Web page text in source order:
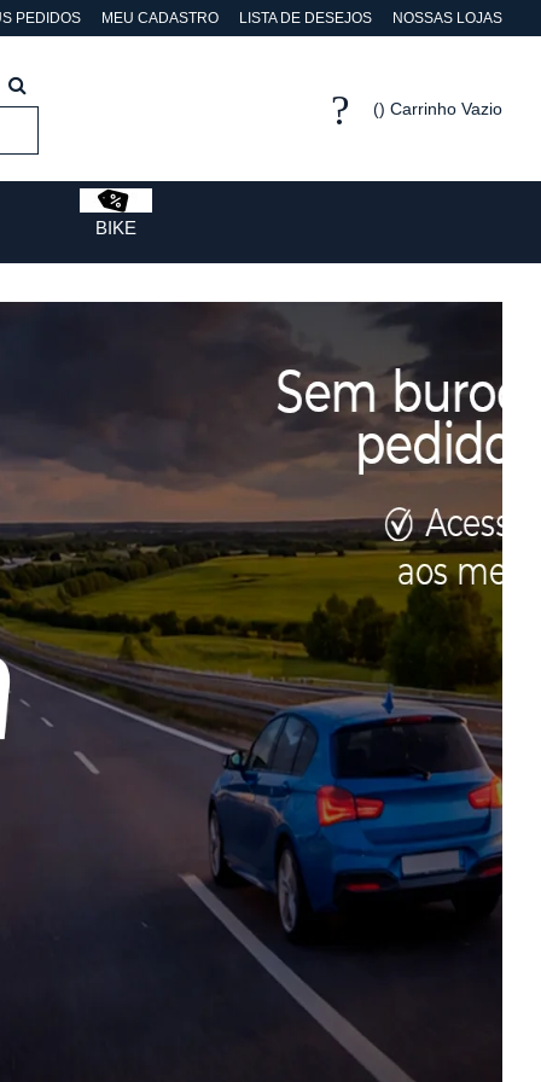
PEDIDOS MEU CADASTRO LISTA DE DESEJOS NOSSAS LOJAS
Carrinho Vazio
BIKE